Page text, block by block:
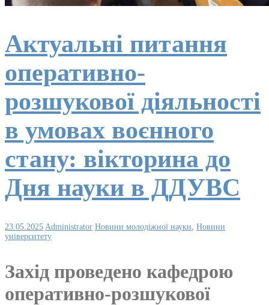
Актуальні питання
оперативно-
розшукової діяльності
в умовах воєнного
стану: вікторина до
Дня науки в ДДУВС
23.05.2025 Administrator Новини молодіжної науки, Новини
університету
Захід проведено кафедрою
оперативно-розшукової